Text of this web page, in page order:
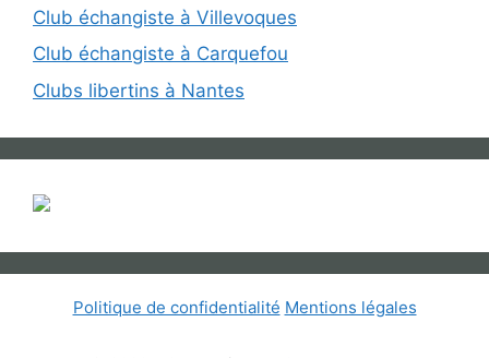
Club échangiste à Villevoques
Club échangiste à Carquefou
Clubs libertins à Nantes
Politique de confidentialité Mentions légales